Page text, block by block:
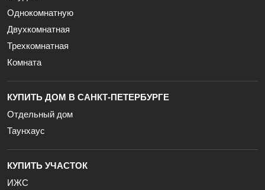
Однокомнатную
Двухкомнатная
Трехкомнатная
Комната
КУПИТЬ ДОМ В САНКТ-ПЕТЕРБУРГЕ
Отдельный дом
Таунхаус
КУПИТЬ УЧАСТОК
ИЖС